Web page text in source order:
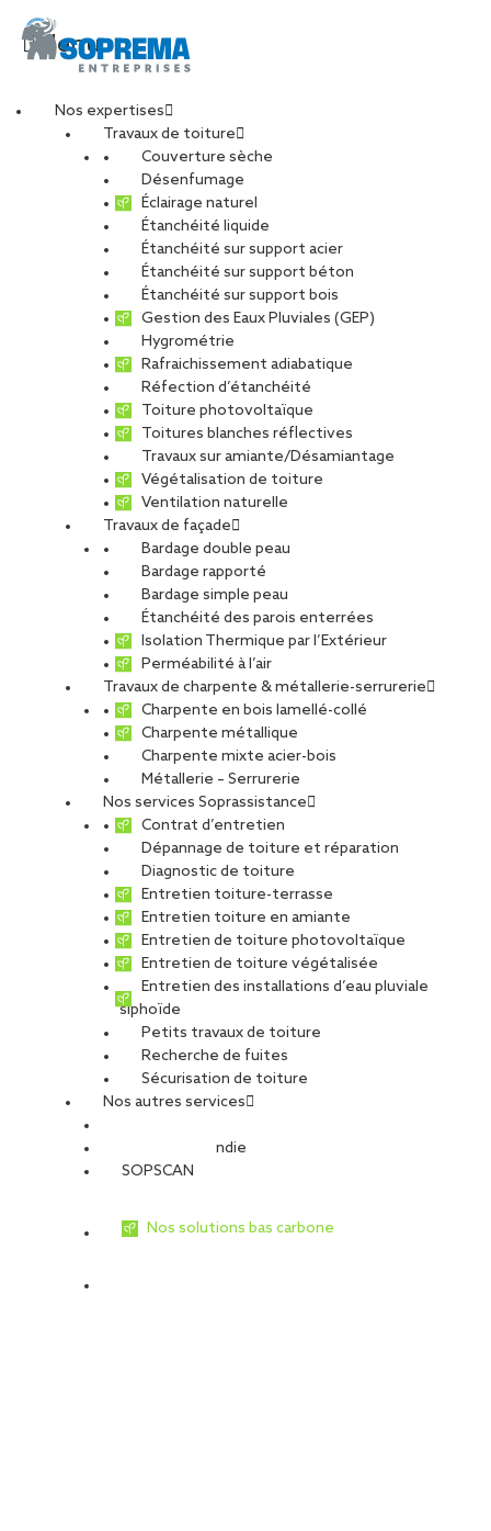
Menu
Nos expertises
Travaux de toiture
Couverture sèche
Désenfumage
Éclairage naturel
Étanchéité liquide
Étanchéité sur support acier
Étanchéité sur support béton
Étanchéité sur support bois
Gestion des Eaux Pluviales (GEP)
Hygrométrie
Rafraichissement adiabatique
Réfection d’étanchéité
Toiture photovoltaïque
Toitures blanches réflectives
Travaux sur amiante/Désamiantage
Végétalisation de toiture
Ventilation naturelle
Travaux de façade
Bardage double peau
Bardage rapporté
Bardage simple peau
Étanchéité des parois enterrées
Isolation Thermique par l’Extérieur
Perméabilité à l’air
Travaux de charpente & métallerie-serrurerie
Charpente en bois lamellé-collé
Charpente métallique
Charpente mixte acier-bois
Métallerie – Serrurerie
Nos services Soprassistance
Contrat d’entretien
Dépannage de toiture et réparation
Diagnostic de toiture
Entretien toiture-terrasse
Entretien toiture en amiante
Entretien de toiture photovoltaïque
Entretien de toiture végétalisée
Entretien des installations d’eau pluviale
siphoïde
Petits travaux de toiture
Recherche de fuites
Sécurisation de toiture
Nos autres services
Sécurité Incendie
SOPSCAN
Nos solutions bas carbone
DSC_3936-min
PARTAGER
05 septembre 2022